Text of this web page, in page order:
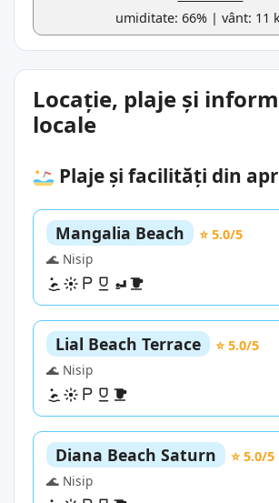
umiditate: 66% | vânt: 11
Locație, plaje și
locale
Plaje și facilități din
Mangalia Beach
⭐ 5.0/5
🌊 Nisip
Lial Beach Terrace
⭐ 5.0/5
🌊 Nisip
Diana Beach Saturn
⭐ 5.0/5
🌊 Nisip